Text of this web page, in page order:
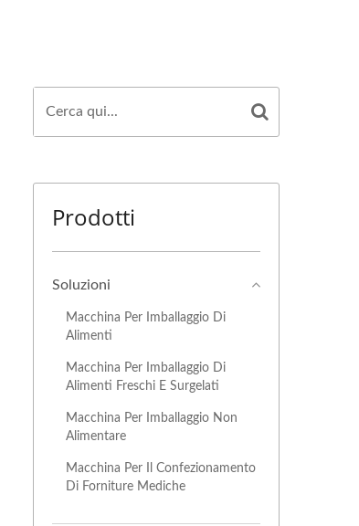
Prodotti
Soluzioni
Macchina Per Imballaggio Di
Alimenti
Macchina Per Imballaggio Di
Alimenti Freschi E Surgelati
Macchina Per Imballaggio Non
Alimentare
Macchina Per Il Confezionamento
Di Forniture Mediche